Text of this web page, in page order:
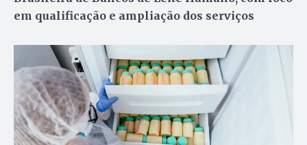
em qualificação e ampliação dos serviços